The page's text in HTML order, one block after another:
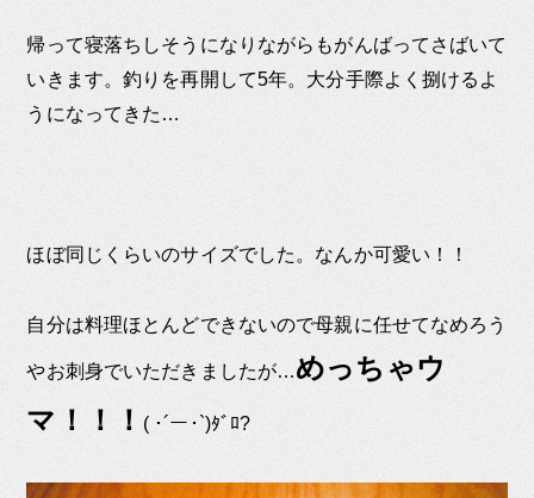
帰って寝落ちしそうになりながらもがんばってさばいて
いきます。釣りを再開して5年。大分手際よく捌けるよ
うになってきた…
ほぼ同じくらいのサイズでした。なんか可愛い！！
自分は料理ほとんどできないので母親に任せてなめろう
やお刺身でいただきましたが…めっちゃウ
マ！！！ ( ･´ー･`)ﾀﾞﾛ?